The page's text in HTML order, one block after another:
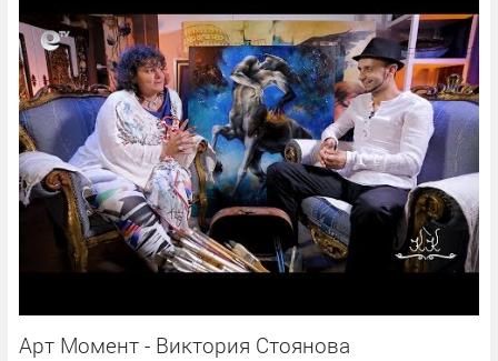
Арт Момент - Виктория Стоянова